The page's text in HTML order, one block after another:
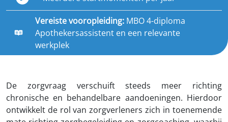
Vereiste vooropleiding: MBO 4-diploma
Apothekersassistent en een relevante
werkplek
De zorgvraag verschuift steeds meer richting
chronische en behandelbare aandoeningen. Hierdoor
ontwikkelt de rol van zorgverleners zich in toenemende